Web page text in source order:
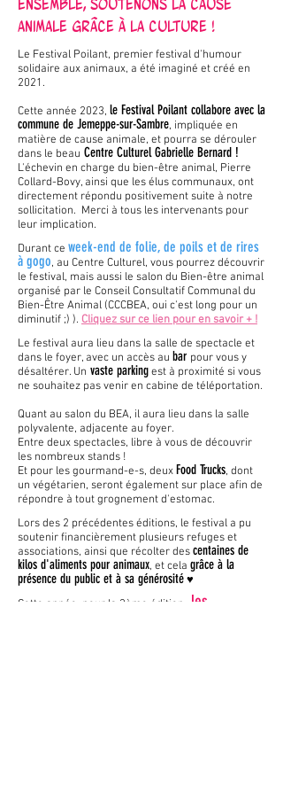
Ensemble, soutenons la cause
animale grâce à la culture !
Le Festival Poilant, premier festival d'humour
solidaire aux animaux, a été imaginé et créé en
2021.
Cette année 2023, le Festival Poilant collabore avec la
commune de Jemeppe-sur-Sambre, impliquée en
matière de cause animale, et pourra se dérouler
dans le beau Centre Culturel Gabrielle Bernard !
L'échevin en charge du bien-être animal, Pierre
Collard-Bovy, ainsi que les élus communaux, ont
directement répondu positivement suite à notre
sollicitation. Merci à tous les intervenants pour
leur implication.
Durant ce week-end de folie, de poils et de rires
à gogo, au Centre Culturel, vous pourrez découvrir
le festival, mais aussi le salon du Bien-être animal
organisé par le Conseil Consultatif Communal du
Bien-Être Animal (CCCBEA, oui c'est long pour un
diminutif ;) ). Cliquez sur ce lien pour en savoir + !
Le festival aura lieu dans la salle de spectacle et
dans le foyer, avec un accès au bar pour vous y
désaltérer. Un vaste parkingest à proximité si vous
ne souhaitez pas venir en cabine de téléportation.
Quant au salon du BEA, il aura lieu dans la salle
polyvalente, adjacente au foyer.
Entre deux spectacles, libre à vous de découvrir
les nombreux stands !
Et pour les gourmand-e-s, deux Food Trucks, dont
un végétarien, seront également sur place afin de
répondre à tout grognement d'estomac.
Lors des 2 précédentes éditions, le festival a pu
soutenir financièrement plusieurs refuges et
associations, ainsi que récolter descentaines de
kilos d'aliments pour animaux, et cela grâce à la
présence du public et à sa générosité♥
Cette année, pour la 3ème édition,
les